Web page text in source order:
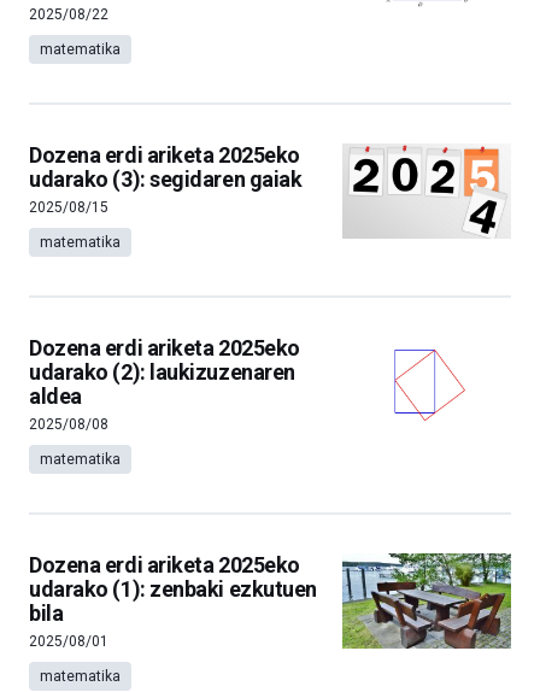
2025/08/22
matematika
Dozena erdi ariketa 2025eko
udarako (3): segidaren gaiak
2025/08/15
matematika
Dozena erdi ariketa 2025eko
udarako (2): laukizuzenaren
aldea
2025/08/08
matematika
Dozena erdi ariketa 2025eko
udarako (1): zenbaki ezkutuen
bila
2025/08/01
matematika